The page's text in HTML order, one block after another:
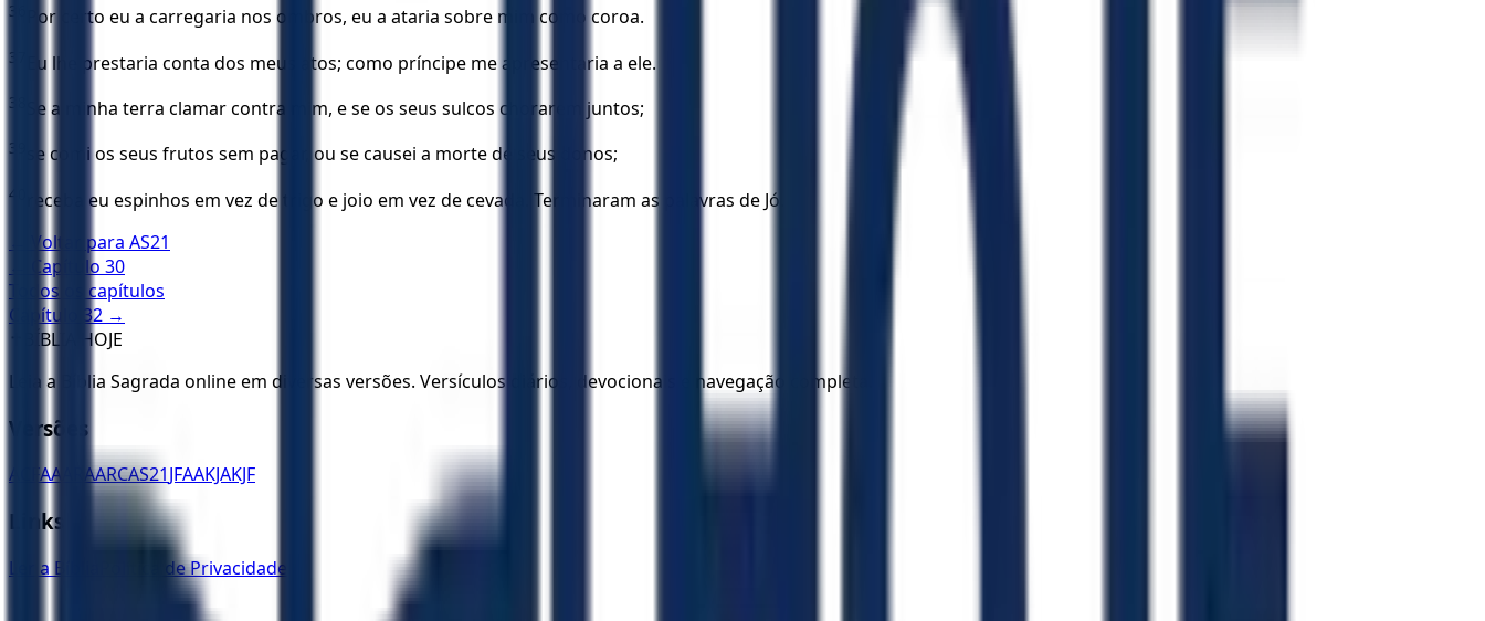
36 Por certo eu a carregaria nos ombros, eu a ataria sobre mim como coroa.
37 Eu lhe prestaria conta dos meus atos; como príncipe me apresentaria a ele.
38 Se a minha terra clamar contra mim, e se os seus sulcos chorarem juntos;
39 se comi os seus frutos sem pagar, ou se causei a morte de seus donos;
40
receba eu espinhos em vez de trigo e joio em vez de cevada. Terminaram as palavras de Jó.
← Voltar para AS21
← Capítulo 30
Todos os capítulos
Capítulo
32 →
BÍBLIA HOJE
Leia a Bíblia Sagrada online em diversas versões. Versículos diários, devocionais e navegação completa.
Versões
ACFAA ARAARCAS21JFAAKJAKJF
Links
Ler a Bíblia Política de Privacidade